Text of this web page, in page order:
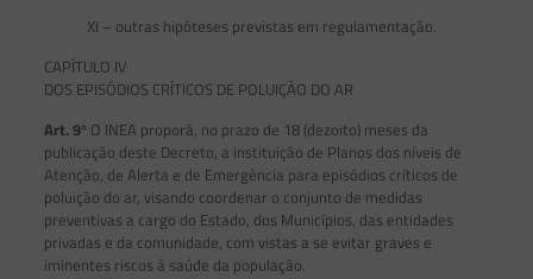
XI – outras hipóteses previstas em regulamentação.
CAPÍTULO IV
DOS EPISÓDIOS CRÍTICOS DE POLUIÇÃO DO AR
Art. 9º O INEA proporá, no prazo de 18 (dezoito) meses da
publicação deste Decreto, a instituição de Planos dos níveis de
Atenção, de Alerta e de Emergência para episódios críticos de
poluição do ar, visando coordenar o conjunto de medidas
preventivas a cargo do Estado, dos Municípios, das entidades
privadas e da comunidade, com vistas a se evitar graves e
iminentes riscos à saúde da população.